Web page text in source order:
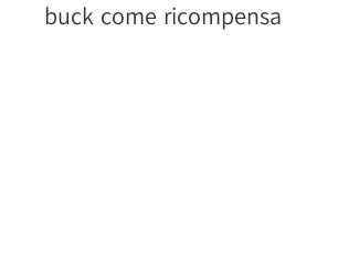
buck come ricompensa